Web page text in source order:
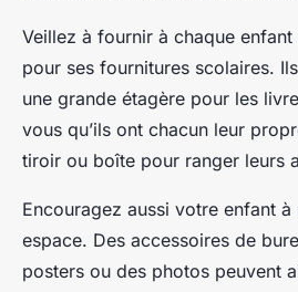
Veillez à fournir à chaque
pour ses fournitures scolaires.
une grande étagère pour les
vous qu’ils ont chacun leur
tiroir ou boîte pour ranger leurs
Encouragez aussi votre enfant
espace. Des accessoires de
posters ou des photos peuvent